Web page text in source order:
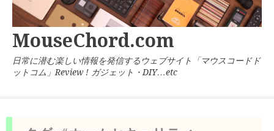
MouseChord.com
日常に潜む楽しい情報を発信するウェブサイト「マウスコードド
ットコム」Review ! ガジェット・DIY…etc